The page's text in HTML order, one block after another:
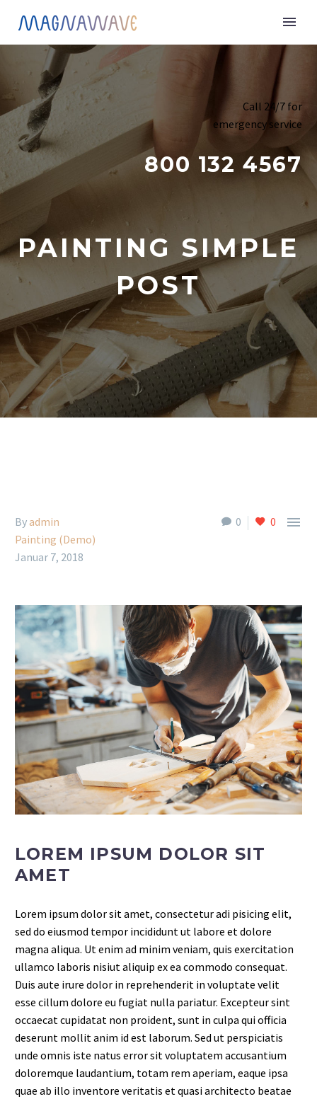
Call 24/7 for
emergency service
800 132 4567
PAINTING SIMPLE
POST
0 0 
Byadmin
Painting (Demo)
Januar 7, 2018
LOREM IPSUM DOLOR SIT
AMET
Lorem ipsum dolor sit amet, consectetur adi pisicing elit,
sed do eiusmod tempor incididunt ut labore et dolore
magna aliqua. Ut enim ad minim veniam, quis exercitation
ullamco laboris nisiut aliquip ex ea commodo consequat.
Duis aute irure dolor in reprehenderit in voluptate velit
esse cillum dolore eu fugiat nulla pariatur. Excepteur sint
occaecat cupidatat non proident, sunt in culpa qui officia
deserunt mollit anim id est laborum. Sed ut perspiciatis
unde omnis iste natus error sit voluptatem accusantium
doloremque laudantium, totam rem aperiam, eaque ipsa
quae ab illo inventore veritatis et quasi architecto beatae